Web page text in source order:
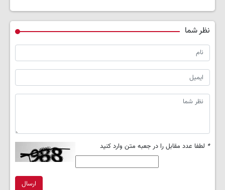
نظر شما
* لطفا عدد مقابل را در جعبه متن وارد کنید
ارسال